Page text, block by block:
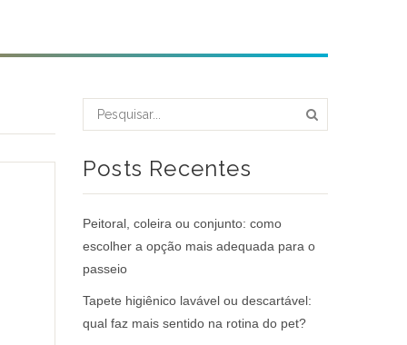
Posts Recentes
Peitoral, coleira ou conjunto: como
escolher a opção mais adequada para o
passeio
Tapete higiênico lavável ou descartável:
qual faz mais sentido na rotina do pet?